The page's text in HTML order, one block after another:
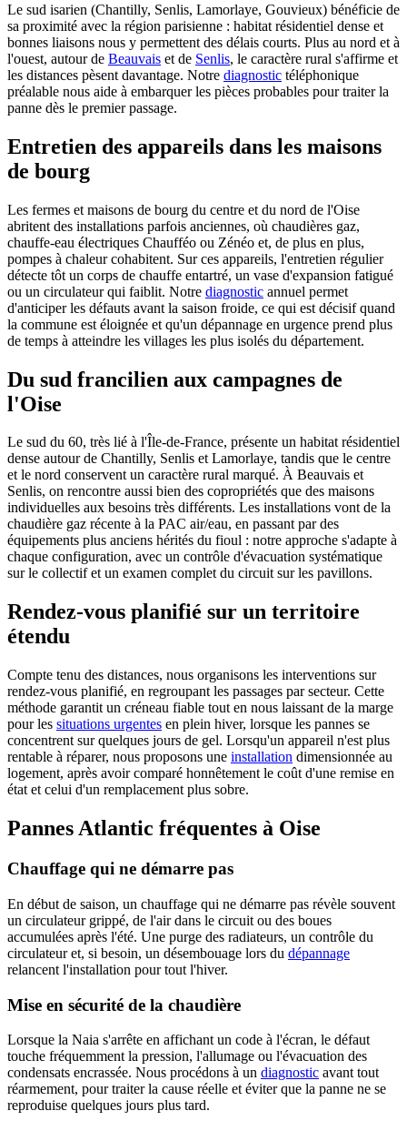
Le sud isarien (Chantilly, Senlis, Lamorlaye, Gouvieux) bénéficie de
sa proximité avec la région parisienne : habitat résidentiel dense et
bonnes liaisons nous y permettent des délais courts. Plus au nord et à
l'ouest, autour de Beauvais et de Senlis, le caractère rural s'affirme et
les distances pèsent davantage. Notre diagnostic téléphonique
préalable nous aide à embarquer les pièces probables pour traiter la
panne dès le premier passage.
Entretien des appareils dans les maisons
de bourg
Les fermes et maisons de bourg du centre et du nord de l'Oise
abritent des installations parfois anciennes, où chaudières gaz,
chauffe-eau électriques Chaufféo ou Zénéo et, de plus en plus,
pompes à chaleur cohabitent. Sur ces appareils, l'entretien régulier
détecte tôt un corps de chauffe entartré, un vase d'expansion fatigué
ou un circulateur qui faiblit. Notre diagnostic annuel permet
d'anticiper les défauts avant la saison froide, ce qui est décisif quand
la commune est éloignée et qu'un dépannage en urgence prend plus
de temps à atteindre les villages les plus isolés du département.
Du sud francilien aux campagnes de
l'Oise
Le sud du 60, très lié à l'Île-de-France, présente un habitat résidentiel
dense autour de Chantilly, Senlis et Lamorlaye, tandis que le centre
et le nord conservent un caractère rural marqué. À Beauvais et
Senlis, on rencontre aussi bien des copropriétés que des maisons
individuelles aux besoins très différents. Les installations vont de la
chaudière gaz récente à la PAC air/eau, en passant par des
équipements plus anciens hérités du fioul : notre approche s'adapte à
chaque configuration, avec un contrôle d'évacuation systématique
sur le collectif et un examen complet du circuit sur les pavillons.
Rendez-vous planifié sur un territoire
étendu
Compte tenu des distances, nous organisons les interventions sur
rendez-vous planifié, en regroupant les passages par secteur. Cette
méthode garantit un créneau fiable tout en nous laissant de la marge
pour les situations urgentes en plein hiver, lorsque les pannes se
concentrent sur quelques jours de gel. Lorsqu'un appareil n'est plus
rentable à réparer, nous proposons une installation dimensionnée au
logement, après avoir comparé honnêtement le coût d'une remise en
état et celui d'un remplacement plus sobre.
Pannes Atlantic fréquentes à Oise
Chauffage qui ne démarre pas
En début de saison, un chauffage qui ne démarre pas révèle souvent
un circulateur grippé, de l'air dans le circuit ou des boues
accumulées après l'été. Une purge des radiateurs, un contrôle du
circulateur et, si besoin, un désembouage lors du dépannage
relancent l'installation pour tout l'hiver.
Mise en sécurité de la chaudière
Lorsque la Naia s'arrête en affichant un code à l'écran, le défaut
touche fréquemment la pression, l'allumage ou l'évacuation des
condensats encrassée. Nous procédons à un diagnostic avant tout
réarmement, pour traiter la cause réelle et éviter que la panne ne se
reproduise quelques jours plus tard.